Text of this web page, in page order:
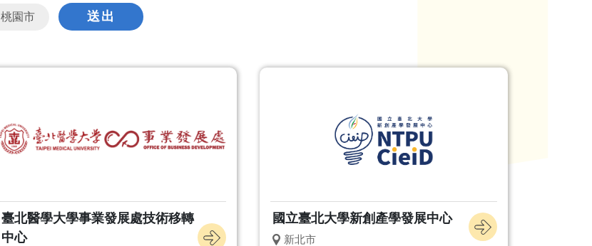
桃園市 送出
臺北醫學大學事業發展處技術移轉
中心
國立臺北大學新創產學發展中心
新北市